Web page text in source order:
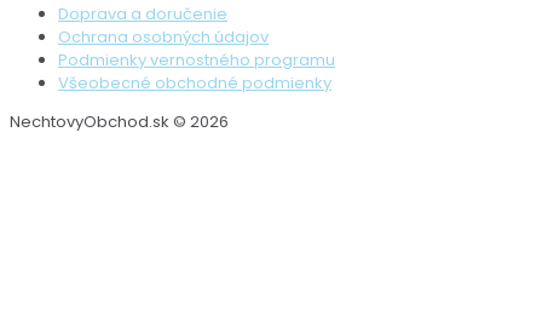
Doprava a doručenie
Ochrana osobných údajov
Podmienky vernostného programu
Všeobecné obchodné podmienky
NechtovyObchod.sk © 2026